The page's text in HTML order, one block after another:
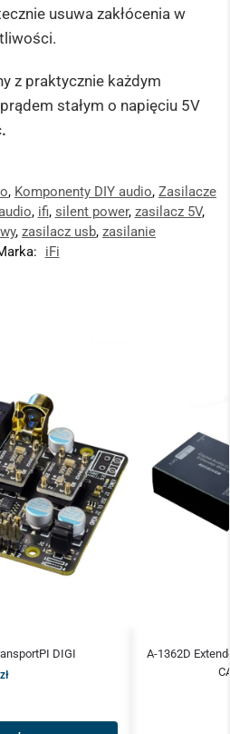
usuwa zakłócenia w
z praktycznie każdym
stałym o napięciu 5V
, Komponenty DIY audio, Zasilacze
, ifi, silent power, zasilacz 5V,
, zasilacz usb, zasilanie
iFi
DIGI
zł
A-1362D